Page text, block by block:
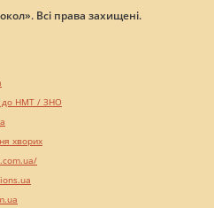
Всі права захищені.
до НМТ / ЗНО
хворих